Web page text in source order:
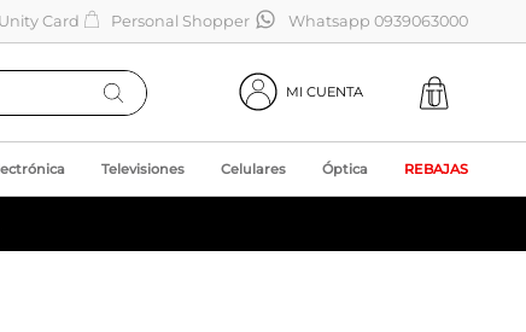
Card Personal Shopper Whatsapp 0939063000
MI CUENTA
Televisiones Celulares Óptica REBAJAS